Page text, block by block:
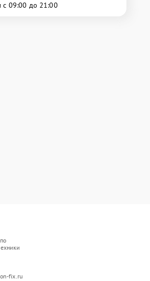
с 09:00 до 21:00
fix.ru